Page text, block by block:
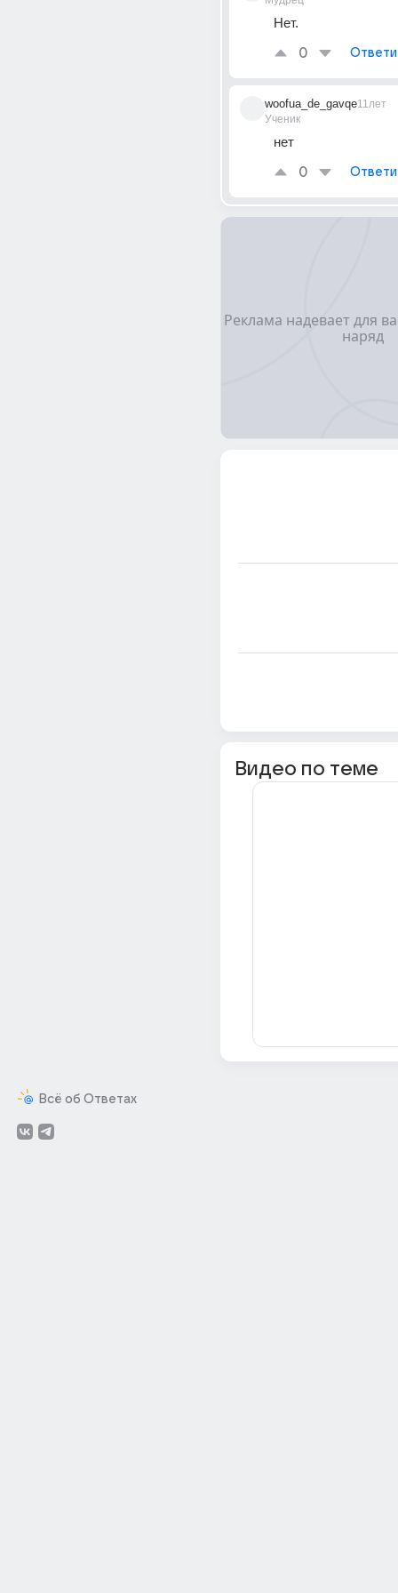
Всё об Ответах
Нет.
0
woofua_de_gavqe
Ученик
11лет
нет
0
Видео по теме